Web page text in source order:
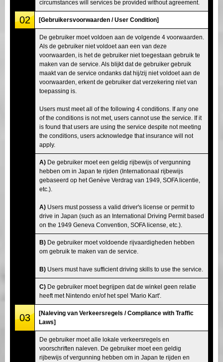
circumstances will services be provided without agreement.
02 [Gebruikersvoorwaarden / User Condition]
De gebruiker moet voldoen aan de volgende 4 voorwaarden.
Als de gebruiker niet voldoet aan een van deze
voorwaarden, is het de gebruiker niet toegestaan gebruik te
maken van de service. Als blijkt dat de gebruiker gebruik
maakt van de service ondanks dat hij/zij niet voldoet aan de
voorwaarden, erkent de gebruiker dat verzekering niet van
toepassing is.
Users must meet all of the following 4 conditions. If any one
of the conditions is not met, users cannot use the service. If it
is found that users are using the service despite not meeting
the conditions, users acknowledge that insurance will not
apply.
A) De gebruiker moet een geldig rijbewijs of vergunning
hebben om in Japan te rijden (Internationaal rijbewijs
gebaseerd op het Genève Verdrag van 1949, SOFA licentie,
etc.).
A) Users must possess a valid driver's license or permit to
drive in Japan (such as an International Driving Permit based
on the 1949 Geneva Convention, SOFA license, etc.).
B) De gebruiker moet voldoende rijvaardigheden hebben
om gebruik te maken van de service.
B) Users must have sufficient driving skills to use the service.
C) De gebruiker moet begrijpen dat de winkel geen relatie
heeft met Nintendo en/of het spel 'Mario Kart'.
03
[Naleving van Verkeersregels / Compliance with Traffic
Laws]
De gebruiker moet alle lokale verkeersregels en
voorschriften naleven. De gebruiker moet een geldig
rijbewijs of vergunning hebben om in Japan te rijden en